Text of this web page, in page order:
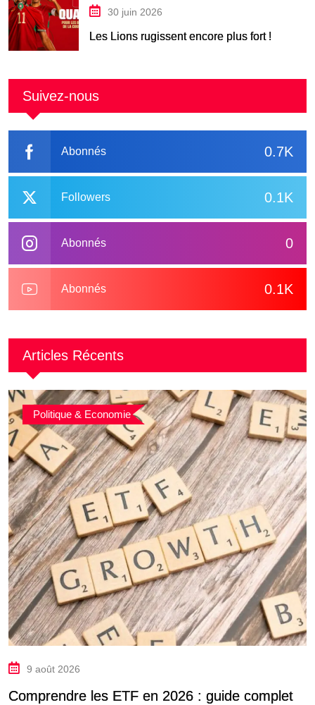
30 juin 2026
Les Lions rugissent encore plus fort !
Suivez-nous
0.7K
Abonnés
0.1K
Followers
0
Abonnés
0.1K
Abonnés
Articles Récents
Politique & Economie
9 août 2026
Comprendre les ETF en 2026 : guide complet